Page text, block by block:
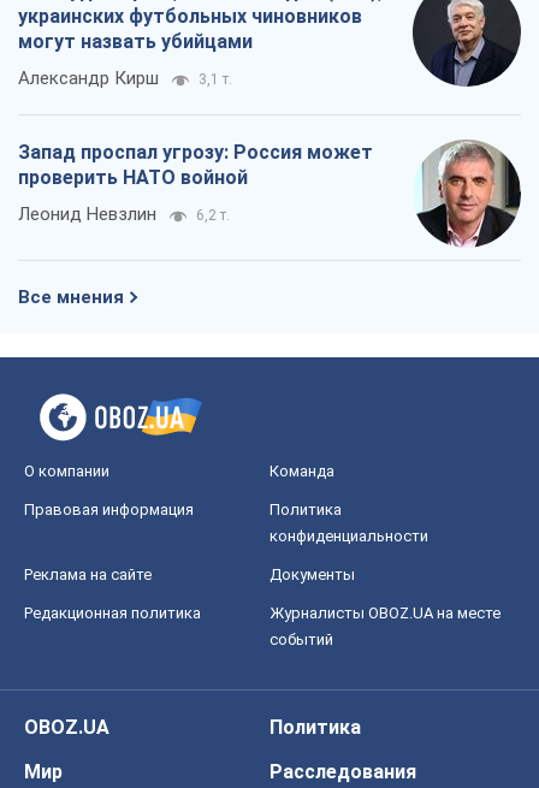
украинских футбольных чиновников
могут назвать убийцами
Александр Кирш 3,1 т.
Запад проспал угрозу: Россия может
проверить НАТО войной
Леонид Невзлин 6,2 т.
Все мнения
О компании Команда
Правовая информация
Политика
конфиденциальности
Реклама на сайте Документы
Редакционная политика
Журналисты OBOZ.UA на месте
событий
OBOZ.UA
Политика
Мир
Расследования